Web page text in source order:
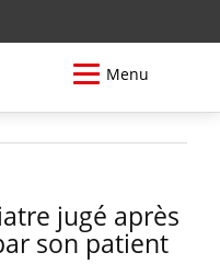
Menu
jugé après
son patient